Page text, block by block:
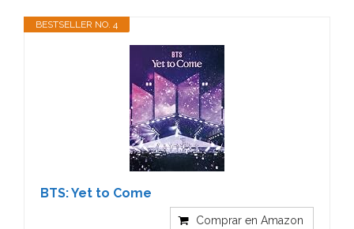
BESTSELLER NO. 4
BTS: Yet to Come
Comprar en Amazon